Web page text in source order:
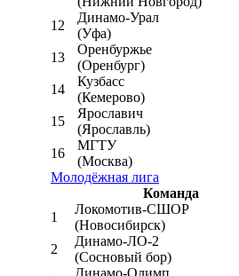
12
Динамо-Урал
(Уфа)
13
Оренбуржье
(Оренбург)
14
Кузбасс
(Кемерово)
15
Ярославич
(Ярославль)
16
МГТУ
(Москва)
Молодёжная лига
Команда
1
Локомотив-CШОР
(Новосибирск)
2
Динамо-ЛО-2
(Сосновый бор)
Динамо-Олимп